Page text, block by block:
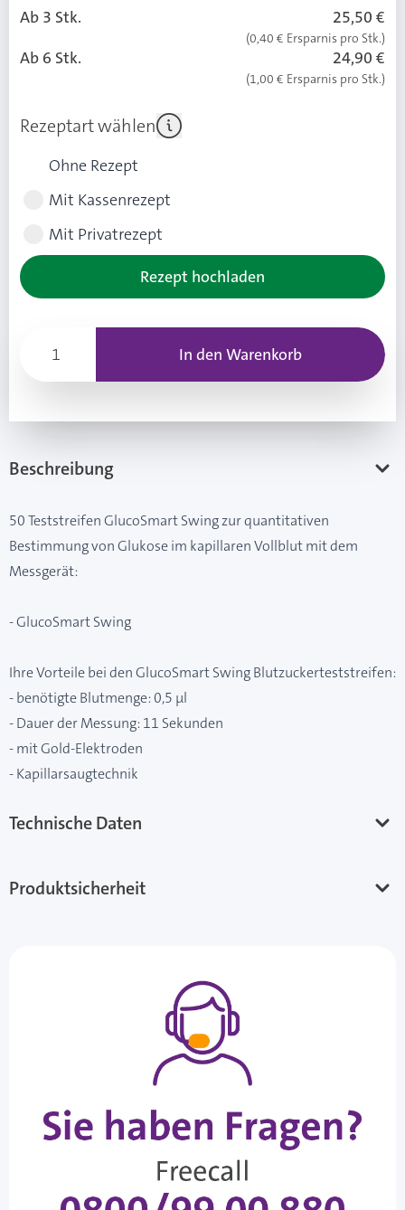
Ab 3 Stk. 25,50 €
(0,40 € Ersparnis pro Stk.)
Ab 6 Stk. 24,90 €
(1,00 € Ersparnis pro Stk.)
Rezeptart wählen
Ohne Rezept
Mit Kassenrezept
Mit Privatrezept
Rezept hochladen
In den Warenkorb
Beschreibung
50 Teststreifen GlucoSmart Swing zur quantitativen
Bestimmung von Glukose im kapillaren Vollblut mit dem
Messgerät:
- GlucoSmart Swing
Ihre Vorteile bei den GlucoSmart Swing Blutzuckerteststreifen:
- benötigte Blutmenge: 0,5 µl
- Dauer der Messung: 11 Sekunden
- mit Gold-Elektroden
- Kapillarsaugtechnik
Technische Daten
Produktsicherheit